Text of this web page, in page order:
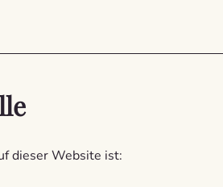
dieser Website ist: